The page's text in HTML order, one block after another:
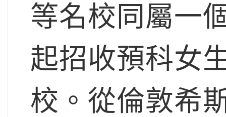
等名校同屬一
起招收預科女
校。從倫敦希